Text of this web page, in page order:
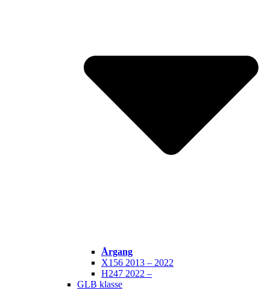
Årgang
X156 2013 – 2022
H247 2022 –
GLB klasse